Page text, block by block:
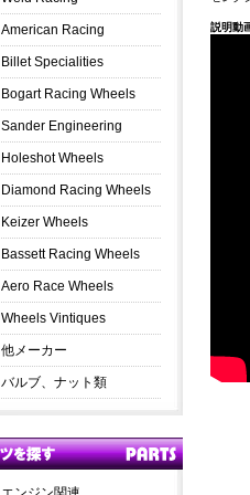
American Racing
Billet Specialities
Bogart Racing Wheels
Sander Engineering
Holeshot Wheels
Diamond Racing Wheels
Keizer Wheels
Bassett Racing Wheels
Aero Race Wheels
Wheels Vintiques
他メーカー
バルブ、ナット類
説明動